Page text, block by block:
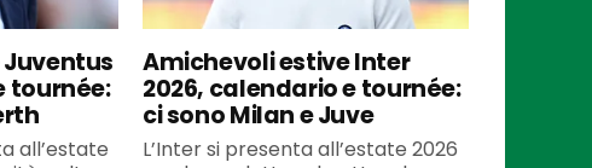
tournée:
all’estate
Amichevoli estive Inter
2026, calendario e tournée:
ci sono Milan e Juve
L’Inter si presenta all’estate 2026